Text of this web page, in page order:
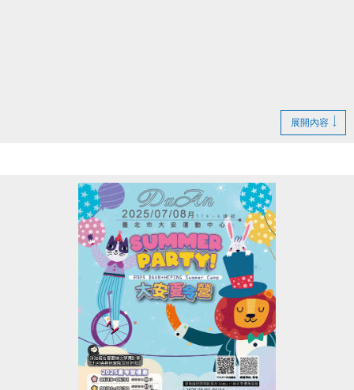
註冊、報名傳送門：
大安有APP囉!也可以報名夏令營喔~
長佳Sports+ APP傳送門⬇
https://reurl.cc/y60bN8
https://reurl.cc/E1yN5a
相關洽詢(02)2377-0300
泳池營隊分機 105
球類/舞蹈分機 103、104
展開內容